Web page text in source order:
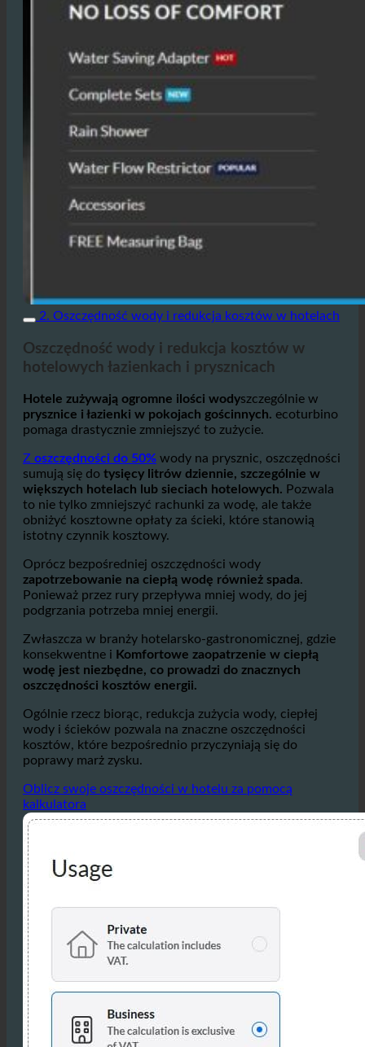
2. Oszczędność wody i redukcja kosztów w hotelach
hotelowych łazienkach i prysznicach
Hotele zużywają ogromne ilości wodyszczególnie w
prysznice i łazienki w pokojach gościnnych.ecoturbino
pomaga drastycznie zmniejszyć to zużycie.
Z oszczędności do 50%
wody na prysznic, oszczędności
sumują się do
tysięcy litrów dziennie, szczególnie w
większych hotelach lub sieciach hotelowych.
Pozwala
to nie tylko zmniejszyć rachunki za wodę, ale także
obniżyć kosztowne opłaty za ścieki, które stanowią
istotny czynnik kosztowy.
Oprócz bezpośredniej oszczędności wody
zapotrzebowanie na ciepłą wodę również spada
Ponieważ przez rury przepływa mniej wody, do jej
podgrzania potrzeba mniej energii.
Zwłaszcza w branży hotelarsko-gastronomicznej, gdzie
konsekwentne i
Komfortowe zaopatrzenie w ciepłą
wodę jest niezbędne, co prowadzi do znacznych
oszczędności kosztów energii.
Ogólnie rzecz biorąc, redukcja zużycia wody, ciepłej
wody i ścieków pozwala na znaczne oszczędności
kosztów, które bezpośrednio przyczyniają się do
poprawy marż zysku.
Oblicz swoje oszczędności w hotelu za pomocą
kalkulatora